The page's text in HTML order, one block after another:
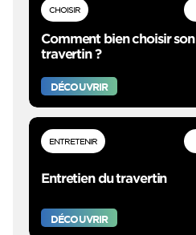
CHOISIR
Comment bien choisir son
travertin ?
DÉCOUVRIR
ENTRETENIR
Entretien du travertin
DÉCOUVRIR